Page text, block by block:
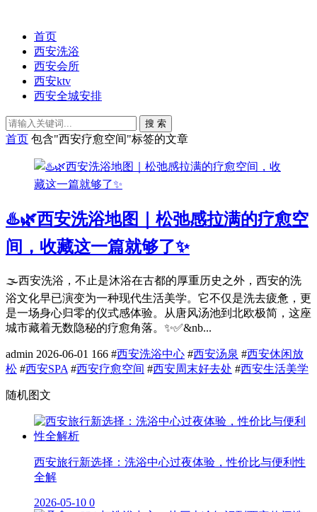
首页
西安洗浴
西安会所
西安ktv
西安全城安排
搜 索
首页 包含"西安疗愈空间"标签的文章
♨️🌿西安洗浴地图｜松弛感拉满的疗愈空
间，收藏这一篇就够了✨
🌫️西安洗浴，不止是沐浴在古都的厚重历史之外，西安的洗
浴文化早已演变为一种现代生活美学。它不仅是洗去疲惫，更
是一场身心归零的仪式感体验。从唐风汤池到北欧极简，这座
城市藏着无数隐秘的疗愈角落。✨✅&nb...
admin 2026-06-01 166 #西安洗浴中心 #西安汤泉 #西安休闲放
松 #西安SPA #西安疗愈空间 #西安周末好去处 #西安生活美学
随机图文
西安旅行新选择：洗浴中心过夜体验，性价比与便利性
全解
2026-05-10 0